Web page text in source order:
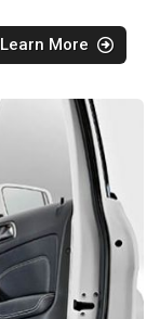
Learn More